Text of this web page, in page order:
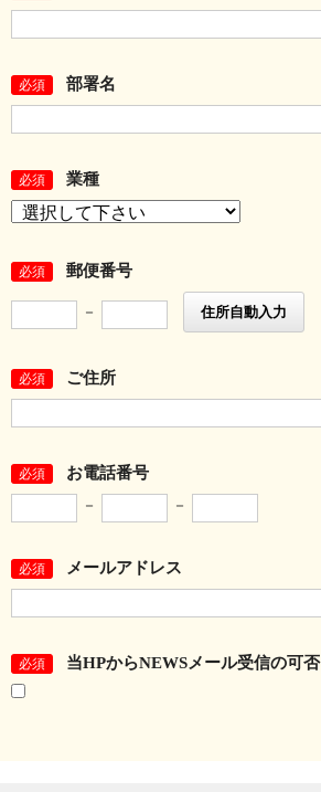
必須 部署名
必須 業種
必須 郵便番号
－ 住所自動入力
必須 ご住所
必須 お電話番号
－ －
必須 メールアドレス
必須 当HPからNEWSメール受信の可否